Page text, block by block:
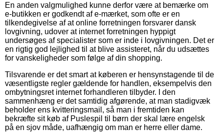
En anden valgmulighed kunne derfor være at bemærke om
e-butikken er godkendt af e-mærket, som ofte er en
tilkendegivelse af at online forretningen forsvarer dansk
lovgivning, udover at internet forretningen hyppigt
undersøges af specialister som er inde i lovgivningen. Det er
en rigtig god lejlighed til at blive assisteret, når du udsættes
for vanskeligheder som følge af din shopping.
Tilsvarende er det smart at køberen er hensynstagende til de
væsentligste regler gældende for handlen, eksempelvis den
ombytningsret internet forhandleren tilbyder. I den
sammenhæng er det samtidig afgørende, at man stadigvæk
beholder ens kvitteringsmail, så man i fremtiden kan
bekræfte sit køb af Puslespil til børn der skal lære engelsk
på en sjov måde, uafhængig om man er herre eller dame.